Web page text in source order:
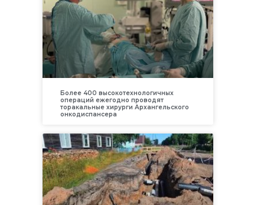
Более 400 высокотехнологичных
операций ежегодно проводят
торакальные хирурги Архангельского
онкодиспансера